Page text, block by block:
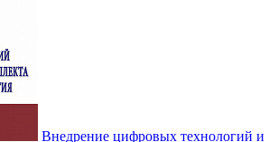
Внедрение цифровых технологий и